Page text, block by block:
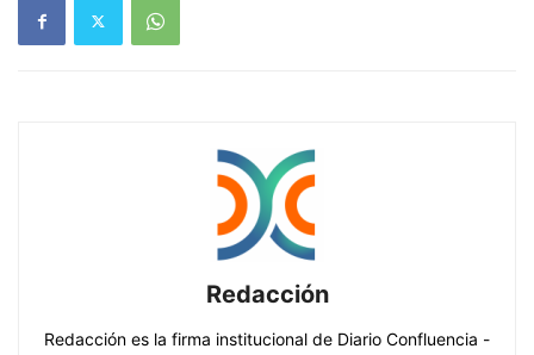
Redacción
Redacción es la firma institucional de Diario Confluencia -